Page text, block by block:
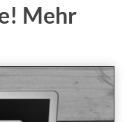
Mehr